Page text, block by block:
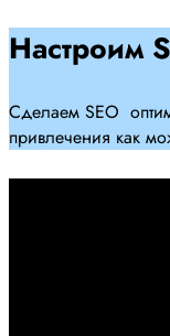
Настроим
Сделаем SEO
привлечения как